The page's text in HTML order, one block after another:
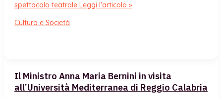
spettacolo teatrale Leggi l'articolo »
Cultura e Società
Il Ministro Anna Maria Bernini in visita
all’Università Mediterranea di Reggio Calabria